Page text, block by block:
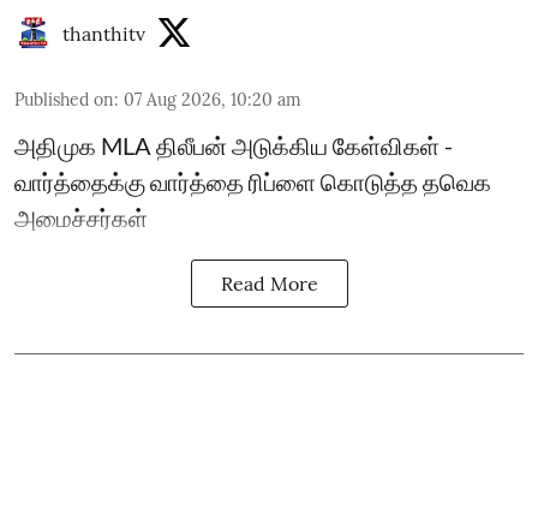
thanthitv
Published on: 07 Aug 2026, 10:20 am
அதிமுக MLA திலீபன் அடுக்கிய கேள்விகள் -
வார்த்தைக்கு வார்த்தை ரிப்ளை கொடுத்த தவெக
அமைச்சர்கள்
Read More